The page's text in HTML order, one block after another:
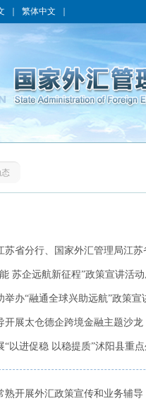
繁体中文
苏省分行、国家外汇管理局江
苏企远航新征程”政策宣讲活
举办“融通全球兴助远航”政策宣
开展太仓德企跨境金融主题沙
“以进促稳 以稳提质”沭阳县重
熟开展外汇政策宣传和业务辅导